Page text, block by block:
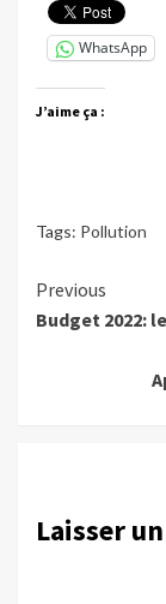
WhatsApp
J’aime ça :
Tags: Pollution
Continue
Reading
Previous
Budget 2022:
Laisser